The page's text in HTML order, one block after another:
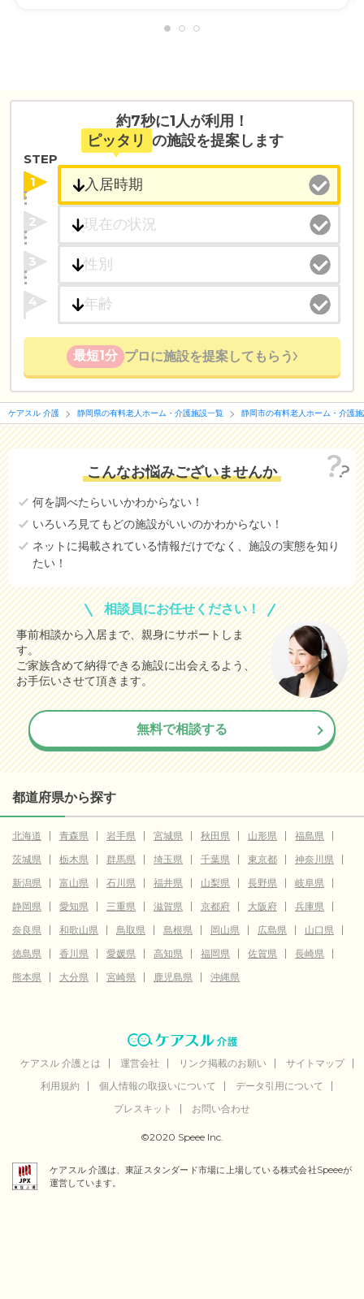
約7秒に1人が利用！
ピッタリ の施設を提案します
STEP
1
2
3
4
最短1分 プロに施設を提案してもらう
ケアスル 介護 静岡県の有料老人ホーム・介護施設一覧 静岡市の有料老人ホーム・介護
こんなお悩みございませんか
何を調べたらいいかわからない！
いろいろ見てもどの施設がいいのかわからない！
ネットに掲載されている情報だけでなく、施設の実態を知り
たい！
相談員にお任せください！
事前相談から入居まで、親身にサポートしま
す。
ご家族含めて納得できる施設に出会えるよう、
お手伝いさせて頂きます。
無料で相談する
都道府県から探す
北海道 青森県 岩手県 宮城県 秋田県 山形県
福島県
茨城県
栃木県 群馬県 埼玉県 千葉県 東京都
神奈川県
新潟県
富山県 石川県 福井県 山梨県 長野県
岐阜県
静岡県
愛知県 三重県 滋賀県 京都府 大阪府
兵庫県
奈良県
和歌山県 鳥取県 島根県 岡山県 広島県
山口県
徳島県
香川県 愛媛県 高知県 福岡県 佐賀県
長崎県
熊本県
大分県 宮崎県 鹿児島県 沖縄県
ケアスル 介護とは 運営会社 リンク掲載のお願い
サイトマップ
利用規約
個人情報の取扱いについて
データ引用について
プレスキット
お問い合わせ
©2020 Speee Inc.
ケアスル 介護は、東証スタンダード市場に上場している株式会社Speeeが
運営しています。